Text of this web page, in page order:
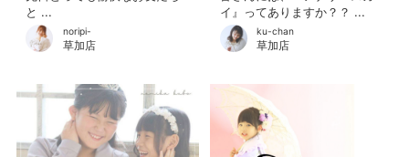
と ...
noripi-
草加店
イ』ってありますか？？ ...
ku-chan
草加店